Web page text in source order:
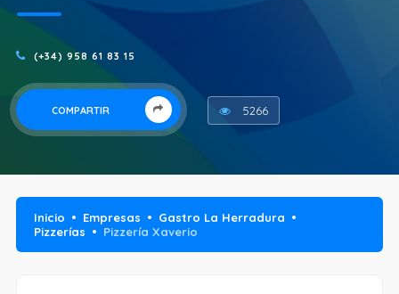
(+34) 958 61 83 15
COMPARTIR 5266
Inicio Empresas
Gastro La Herradura
Pizzerías
Pizzería Xaverio